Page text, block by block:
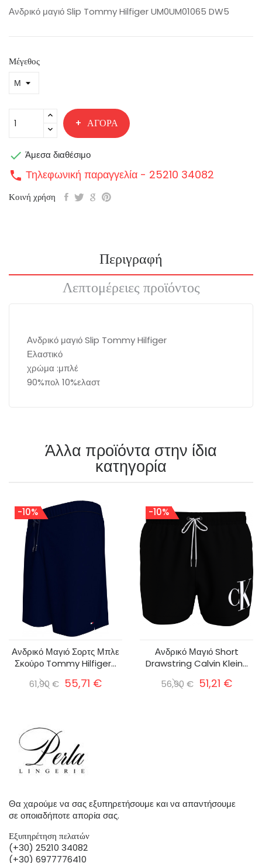
Ανδρικό μαγιό Slip Tommy Hilfiger UM0UM01065 DW5
Μέγεθος
ΑΓΟΡΆ
 Άμεσα διαθέσιμο
call Τηλεφωνική παραγγελία - 25210 34082
Κοινή χρήση
Περιγραφή
Λεπτομέρειες προϊόντος
Ανδρικό μαγιό Slip Tommy Hilfiger
Ελαστικό
χρώμα :μπλέ
90%πολ 10%ελαστ
Άλλα προϊόντα στην ίδια
κατηγορία
-10%
Ανδρικό Μαγιό Σορτς Μπλε
Σκούρο Tommy Hilfiger...
61,90 € 55,71 €
-10%
Ανδρικό Μαγιό Short
Drawstring Calvin Klein...
56,90 € 51,21 €
Θα χαρούμε να σας εξυπηρετήσουμε και να απαντήσουμε
σε οποιαδήποτε απορία σας.
Εξυπηρέτηση πελατών
(+30) 25210 34082
(+30) 6977776410